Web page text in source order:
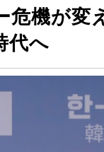
危機が変
代へ